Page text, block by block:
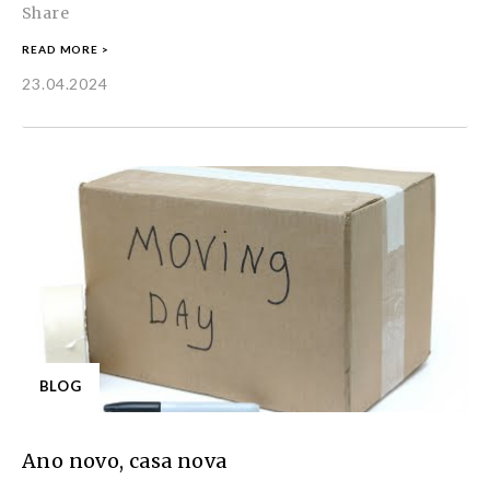
Share
READ MORE >
23.04.2024
BLOG
Ano novo, casa nova